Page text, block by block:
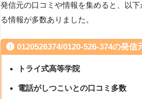
発信元の口コミや情報を集めると、以
る情報が多数ありました。
0120526374/0120-526-374の発信
トライ式高等学院
電話がしつこいとの口コミ多数